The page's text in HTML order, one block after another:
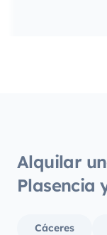
Alquilar
Plasencia
Cáceres